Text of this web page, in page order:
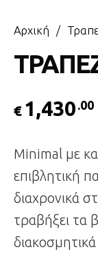
Αρχική /
€ 1,430 .00
Minimal με
επιβλητική
διαχρονικά
τραβήξει τα
διακοσμητικά